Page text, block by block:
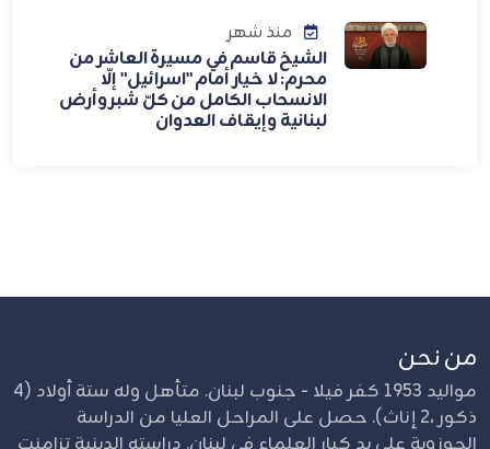
منذ شهر
الشيخ قاسم في مسيرة العاشر من
محرم: لا خيار أمام "اسرائيل" إلّا
الانسحاب الكامل من كلّ شبر وأرض
لبنانية وإيقاف العدوان
من نحن
مواليد 1953 كفر فيلا - جنوب لبنان. متأهل وله ستة أولاد (4
ذكور ،2 إناث). حصل على المراحل العليا من الدراسة